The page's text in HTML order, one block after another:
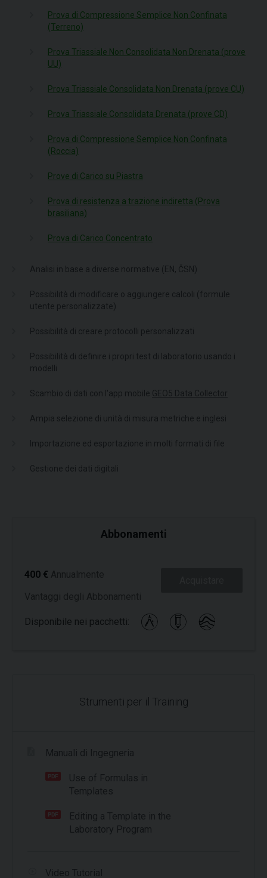
Prova di Compressione Semplice Non Confinata
(Terreno)
Prova Triassiale Non Consolidata Non Drenata (prove
UU)
Prova Triassiale Consolidata Non Drenata (prove CU)
Prova Triassiale Consolidata Drenata (prove CD)
Prova di Compressione Semplice Non Confinata
(Roccia)
Prove di Carico su Piastra
Prova di resistenza a trazione indiretta (Prova
brasiliana)
Prova di Carico Concentrato
Analisi in base a diverse normative (EN, ČSN)
Possibilità di modificare o aggiungere calcoli (formule
utente personalizzate)
Possibilità di creare protocolli personalizzati
Possibilità di definire i propri test di laboratorio usando i
modelli
Scambio di dati con l'app mobile GEO5 Data Collector
Ampia selezione di unità di misura metriche e inglesi
Importazione ed esportazione in molti formati di file
Gestione dei dati digitali
Abbonamenti
400 €
Disponibile nei pacchetti:
Strumenti per il Training
Manuali di Ingegneria
Use of Formulas in
Templates
Editing a Template in the
Laboratory Program
Video Tutorial